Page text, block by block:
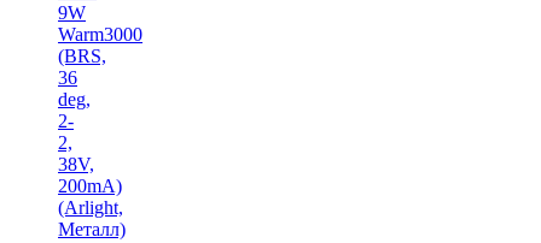
9W
Warm3000
(BRS,
36
deg,
2-
2,
38V,
200mA)
(Arlight,
Металл)